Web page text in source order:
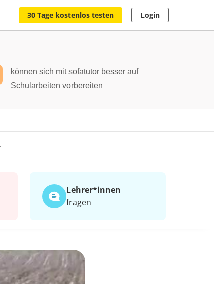
30 Tage kostenlos testen Login
können sich mit sofatutor besser auf
Schularbeiten vorbereiten
Lehrer*​innen
fragen